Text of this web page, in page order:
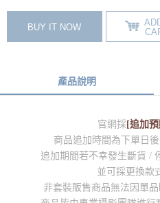
BUY IT NOW
產品說明
官網採 [追加預
商品追加時間為下單日
追加期間若不幸發生斷貨 /
並可採更換款
非套裝販售商品無法因單